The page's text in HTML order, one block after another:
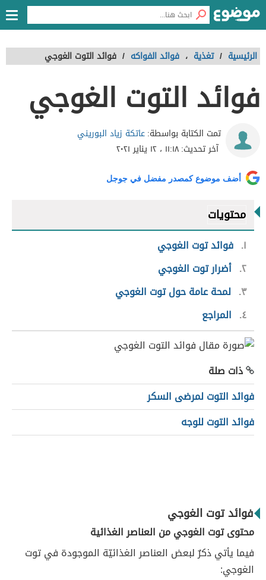
الرئيسية / تغذية ، فوائد الفواكه / فوائد التوت الغوجي
فوائد التوت الغوجي
تمت الكتابة بواسطة:عاتكة زياد البوريني
آخر تحديث:١١:١٨ ، ١٢ يناير ٢٠٢١
أضف موضوع كمصدر مفضل في جوجل
محتويات
١ فوائد توت الغوجي
٢ أضرار توت الغوجي
٣ لمحة عامة حول توت الغوجي
٤
المراجع
ذات صلة
فوائد التوت لمرضى السكر
فوائد التوت للوجه
فوائد توت الغوجي
محتوى توت الغوجي من العناصر الغذائية
فيما يأتي ذكرٌ لبعض العناصر الغذائيّة الموجودة في توت
الغوجي: